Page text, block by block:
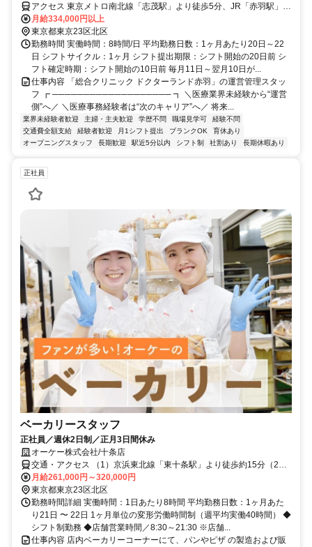
アクセス 東京メトロ南北線「志茂駅」より徒歩5分、JR「赤羽駅」よ
り徒歩15分、都営バス「北車庫前」停留所より徒歩3分
月給334,000円以上
東京都東京23区北区
勤務時間 実働時間：8時間/日 平均勤務日数：1ヶ月あたり20日～22
日 シフトサイクル：1ヶ月 シフト提出期限：シフト開始の20日前 シ
フト確定時期：シフト開始の10日前 毎月11日～翌月10日が...
仕事内容 「総合クリニック ドクターランド赤羽」の運営管理スタッ
フ ┏ ─────────────────── ┓ ＼医療業界未経験から“運営
側”へ／ ＼医療事務経験者は“次のキャリア”へ／ 将来...
業界未経験者歓迎 主婦・主夫歓迎 学歴不問 職場見学可
経験不問
交通費全額支給
経験者歓迎 月1シフト提出 ブランクOK
育休あり
オープニングスタッフ
長期歓迎 駅近5分以内 シフト制 社割あり 長期休暇あり
正社員
ベーカリースタッフ
正社員／週休2日制／正月3日間休み
オーケー株式会社/十条店
交通・アクセス （1）京浜東北線「東十条駅」より徒歩約15分（2）
埼京線「十条駅」より徒歩約15分（3）京浜東北線・埼京線「赤羽
駅」から国際興行バス④⑨赤95「王子第三小」バス停すぐ（4）京浜
東北線「王子駅」、東京メトロ「王子駅」3番出口から国際興行バス
⑥（王54）上板橋駅行「王子第三小」バス停すぐそば
月給261,000円～320,000円
東京都東京23区北区
勤務時間詳細 実働時間：1日あたり8時間 平均勤務日数：1ヶ月あた
り21日 〜 22日 1ヶ月単位の変形労働時間制（週平均実働40時間） ◆
シフト制勤務 ◆店舗営業時間／8:30～21:30 ※店舗...
仕事内容 店内ベーカリーコーナーにて、パンやピザ の製造および販